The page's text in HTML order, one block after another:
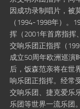
因成功录制唱片，被
（1994-1998年）。
挥（2001年首席指挥
交响乐团正指挥（
成立50周年欧洲巡演
后，饭森范亲将在世
响乐团正指挥。经常
交响乐团、捷克爱乐
乐团等世界一流乐团